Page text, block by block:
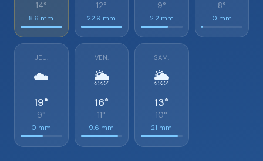
14°
8.6 mm
12°
22.9 mm
9°
2.2 mm
8°
0 mm
JEU.
☁️
19°
9°
0 mm
VEN.
🌦️
16°
11°
9.6 mm
SAM.
🌦️
13°
10°
21 mm